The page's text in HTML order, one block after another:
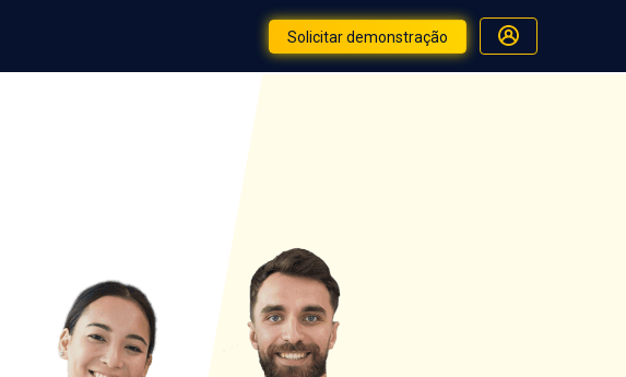
Solicitar demonstração